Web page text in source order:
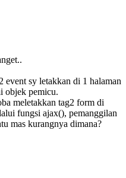
sy letakkan di 1 halaman
objek pemicu.
meletakkan tag2 form di
fungsi ajax(), pemanggilan
mas kurangnya dimana?